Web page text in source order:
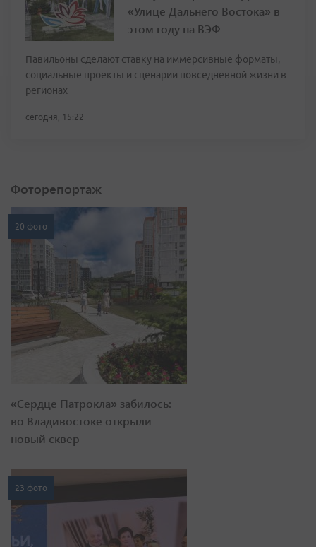
«Улице Дальнего Востока» в
этом году на ВЭФ
Павильоны сделают ставку на иммерсивные форматы,
социальные проекты и сценарии повседневной жизни в
регионах
сегодня, 15:22
Фоторепортаж
20 фото
«Сердце Патрокла» забилось:
во Владивостоке открыли
новый сквер
23 фото